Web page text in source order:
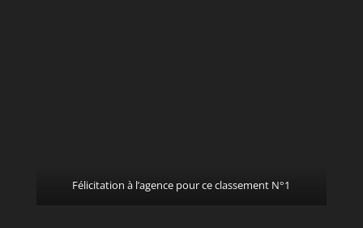
Félicitation à l’agence pour ce classement N°1